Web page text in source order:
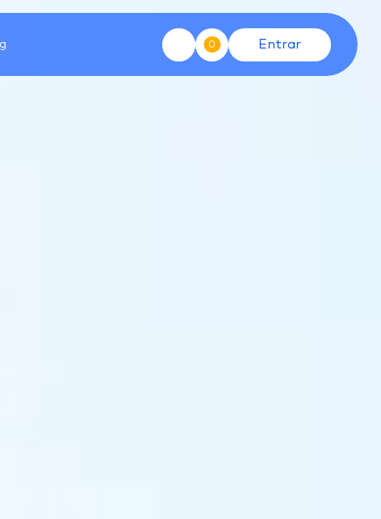
0 Entrar